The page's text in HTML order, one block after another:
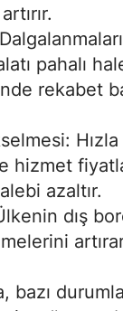
pahalı
rekabet
hizmet
azaltır.
dış
bazı